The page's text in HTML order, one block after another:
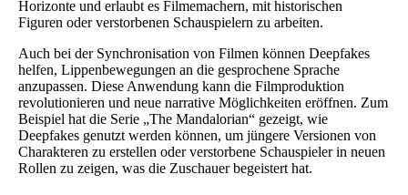
Horizonte und erlaubt es Filmemachern, mit historischen
Figuren oder verstorbenen Schauspielern zu arbeiten.
Auch bei der Synchronisation von Filmen können Deepfakes
helfen, Lippenbewegungen an die gesprochene Sprache
anzupassen. Diese Anwendung kann die Filmproduktion
revolutionieren und neue narrative Möglichkeiten eröffnen. Zum
Beispiel hat die Serie „The Mandalorian“ gezeigt, wie
Deepfakes genutzt werden können, um jüngere Versionen von
Charakteren zu erstellen oder verstorbene Schauspieler in neuen
Rollen zu zeigen, was die Zuschauer begeistert hat.